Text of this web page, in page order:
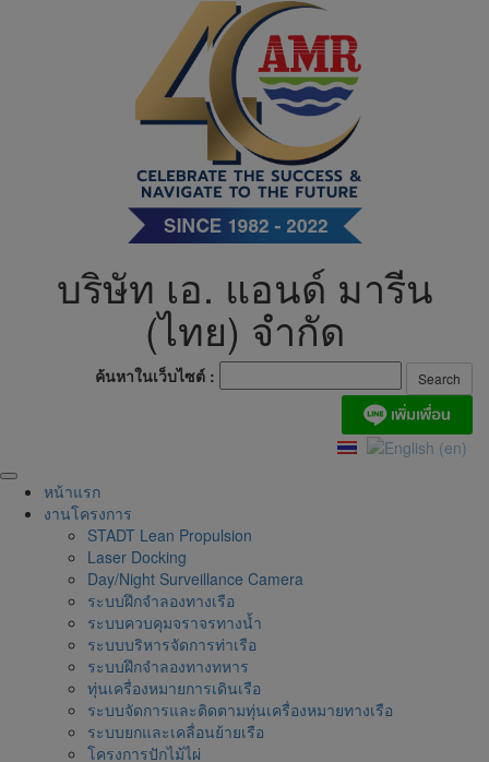
บริษัท เอ. แอนด์ มารีน
(ไทย) จำกัด
ค้นหาในเว็บไซต์ :
หน้าแรก
งานโครงการ
STADT Lean Propulsion
Laser Docking
Day/Night Surveillance Camera
ระบบฝึกจำลองทางเรือ
ระบบควบคุมจราจรทางน้ำ
ระบบบริหารจัดการท่าเรือ
ระบบฝึกจำลองทางทหาร
ทุ่นเครื่องหมายการเดินเรือ
ระบบจัดการและติดตามทุ่นเครื่องหมายทางเรือ
ระบบยกและเคลื่อนย้ายเรือ
โครงการปักไม้ไผ่